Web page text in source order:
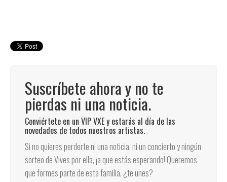
Suscríbete ahora y no te
pierdas ni una noticia.
Conviértete en un VIP VXE y estarás al día de las
novedades de todos nuestros artistas.
Si no quieres perderte ni una noticia, ni un concierto y ningún
sorteo de Vives por ella, ¡a que estás esperando! Queremos
que formes parte de esta familia, ¿te unes?